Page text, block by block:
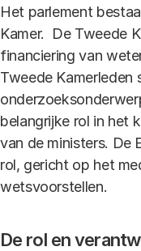
Het parlement
Kamer. De Tweede
financiering van
Tweede Kamerleden
belangrijke rol in het
van de ministers. De
rol, gericht op het
wetsvoorstellen.
De rol en